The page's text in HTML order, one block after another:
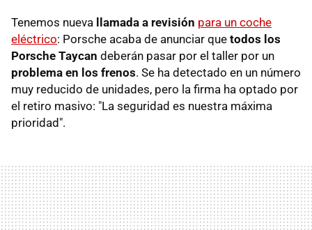
Tenemos nueva llamada a revisión para un coche
eléctrico: Porsche acaba de anunciar que todos los
Porsche Taycan deberán pasar por el taller por un
problema en los frenos. Se ha detectado en un número
muy reducido de unidades, pero la firma ha optado por
el retiro masivo: "La seguridad es nuestra máxima
prioridad".